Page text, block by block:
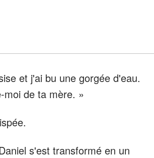
et j'ai bu une gorgée d'eau.
moi de ta mère. »
s'est transformé en un